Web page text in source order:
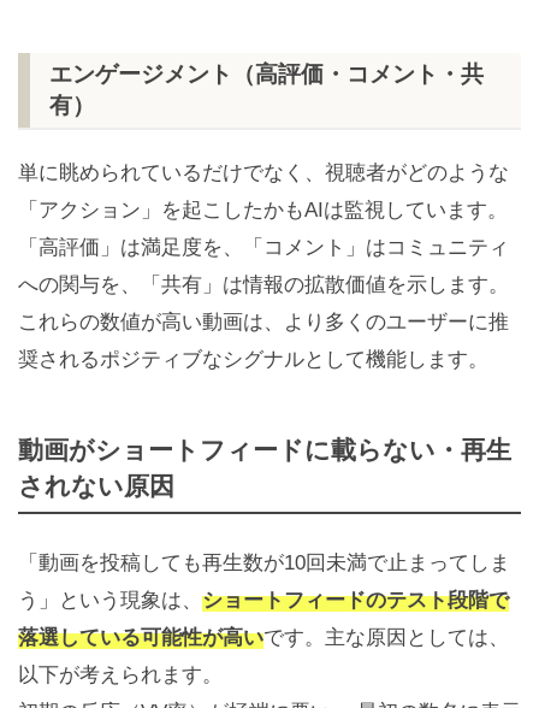
エンゲージメント（高評価・コメント・共
有）
単に眺められているだけでなく、視聴者がどのような
「アクション」を起こしたかもAIは監視しています。
「高評価」は満足度を、「コメント」はコミュニティ
への関与を、「共有」は情報の拡散価値を示します。
これらの数値が高い動画は、より多くのユーザーに推
奨されるポジティブなシグナルとして機能します。
動画がショートフィードに載らない・再生
されない原因
「動画を投稿しても再生数が10回未満で止まってしま
う」という現象は、 ショートフィードのテスト段階で
落選している可能性が高いです。主な原因としては、
以下が考えられます。